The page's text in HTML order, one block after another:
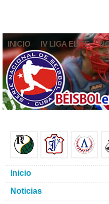
INICIO IV LIGA ELITE
Inicio
Noticias